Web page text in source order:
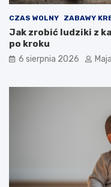
CZAS WOLNY ZABAWY
Jak zrobić ludziki z
po kroku
6 sierpnia 2026